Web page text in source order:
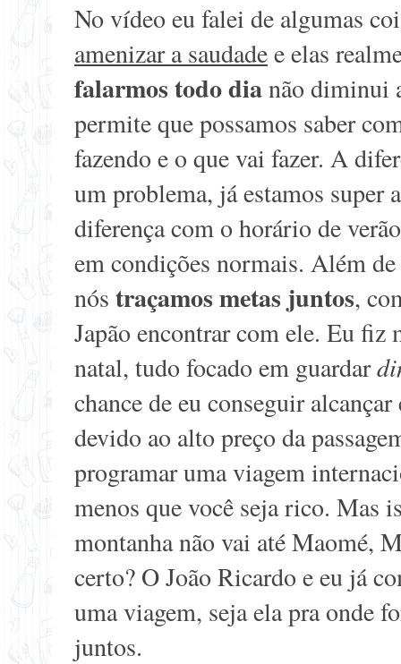
No vídeo eu falei de algumas
amenizar a saudadee elas
falarmos todo dianão diminui
permite que possamos saber
fazendo e o que vai fazer. A
um problema, já estamos super
diferença com o horário de
em condições normais. Além
nós traçamos metas juntos,
Japão encontrar com ele. Eu fiz
natal, tudo focado em guardar
chance de eu conseguir
devido ao alto preço da
programar uma viagem
menos que você seja rico. Mas
montanha não vai até Maomé,
certo? O João Ricardo e eu já
uma viagem, seja ela pra onde
juntos.